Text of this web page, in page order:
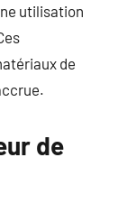
utilisation
de
de